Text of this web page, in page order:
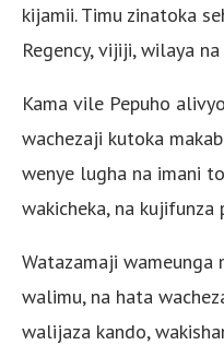
kijamii. Timu zinatoka
Regency, vijiji, wilaya
Kama vile Pepuho
wachezaji kutoka
wenye lugha na imani
wakicheka, na kujifunza
Watazamaji wameunga
walimu, na hata
walijaza kando,